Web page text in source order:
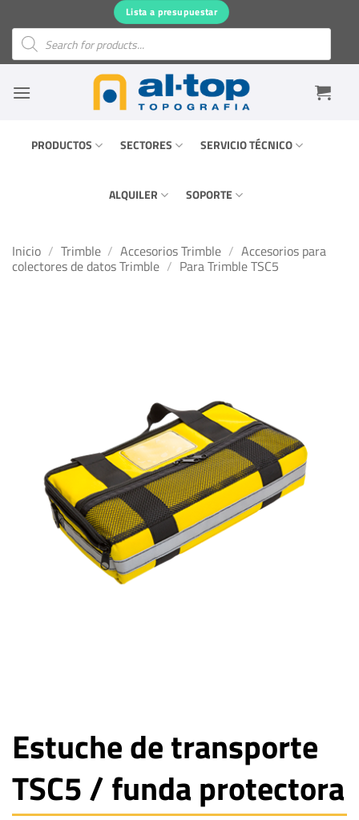
contenido
Lista a presupuestar
Búsqueda
productos
PRODUCTOS SECTORES SERVICIO TÉCNICO
ALQUILER SOPORTE
Inicio / Trimble / Accesorios Trimble / Accesorios para
colectores de datos Trimble / Para Trimble TSC5
Estuche de transporte
TSC5 / funda protectora